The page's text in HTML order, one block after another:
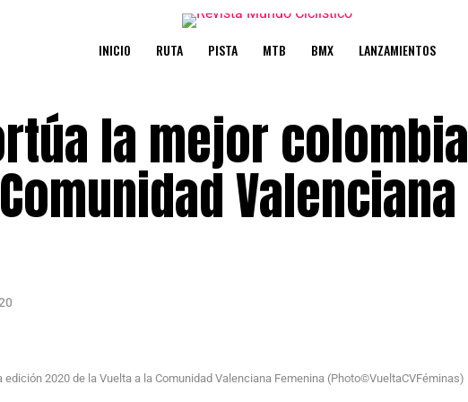
INICIO RUTA PISTA MTB BMX LANZAMIENTOS
la mejor
Valenciana
2020 de la Vuelta a la Comunidad Valenciana Femenina (Photo©VueltaCVFéminas)